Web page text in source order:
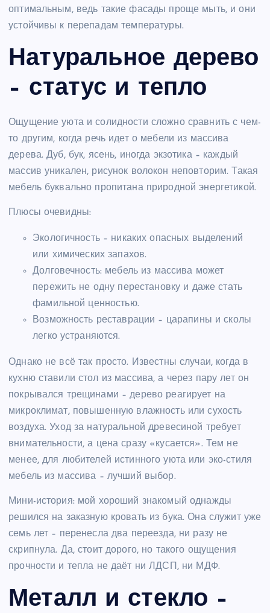
оптимальным, ведь такие фасады проще мыть, и они
устойчивы к перепадам температуры.
Натуральное дерево
– статус и тепло
Ощущение уюта и солидности сложно сравнить с чем-
то другим, когда речь идет о мебели из массива
дерева. Дуб, бук, ясень, иногда экзотика – каждый
массив уникален, рисунок волокон неповторим. Такая
мебель буквально пропитана природной энергетикой.
Плюсы очевидны:
Экологичность – никаких опасных выделений
или химических запахов.
Долговечность: мебель из массива может
пережить не одну перестановку и даже стать
фамильной ценностью.
Возможность реставрации – царапины и сколы
легко устраняются.
Однако не всё так просто. Известны случаи, когда в
кухню ставили стол из массива, а через пару лет он
покрывался трещинами – дерево реагирует на
микроклимат, повышенную влажность или сухость
воздуха. Уход за натуральной древесиной требует
внимательности, а цена сразу «кусается». Тем не
менее, для любителей истинного уюта или эко-стиля
мебель из массива – лучший выбор.
Мини-история: мой хороший знакомый однажды
решился на заказную кровать из бука. Она служит уже
семь лет – перенесла два переезда, ни разу не
скрипнула. Да, стоит дорого, но такого ощущения
прочности и тепла не даёт ни ЛДСП, ни МДФ.
Металл и стекло –